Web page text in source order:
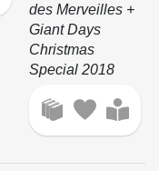
des Merveilles +
Giant Days
Christmas
Special 2018